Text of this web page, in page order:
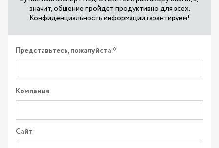
значит, общение пройдет продуктивно для всех.
Конфиденциальность информации гарантируем!
Представьтесь, пожалуйста
Компания
Сайт